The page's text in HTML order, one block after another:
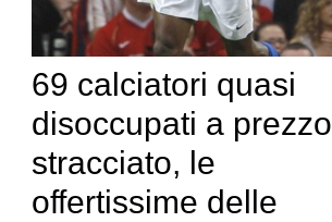
69 calciatori quasi
disoccupati a prezzo
stracciato, le
offertissime delle